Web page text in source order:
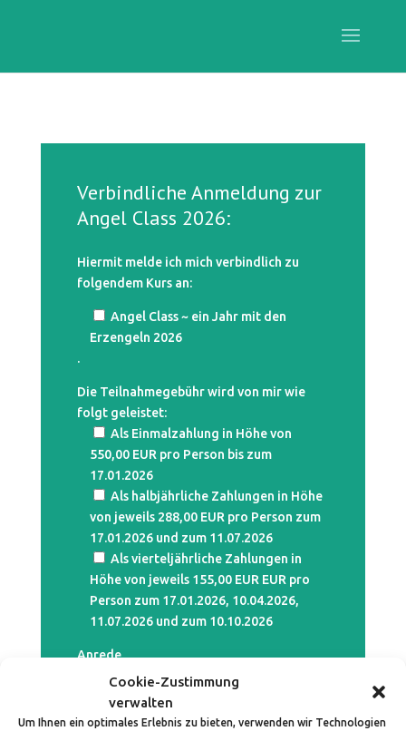
Cookie-Zustimmung
verwalten
Um Ihnen ein optimales Erlebnis zu bieten, verwenden wir Technologien
Verbindliche Anmeldung zur
Angel Class 2026:
Hiermit melde ich mich verbindlich zu
folgendem Kurs an:
Angel Class ~ ein Jahr mit den
Erzengeln 2026
.
Die Teilnahmegebühr wird von mir wie
folgt geleistet:
Als Einmalzahlung in Höhe von
550,00 EUR pro Person bis zum
17.01.2026
Als halbjährliche Zahlungen in Höhe
von jeweils 288,00 EUR pro Person zum
17.01.2026 und zum 11.07.2026
Als vierteljährliche Zahlungen in
Höhe von jeweils 155,00 EUR EUR pro
Person zum 17.01.2026, 10.04.2026,
11.07.2026 und zum 10.10.2026
Anrede
Vorname (Pflichtfeld)